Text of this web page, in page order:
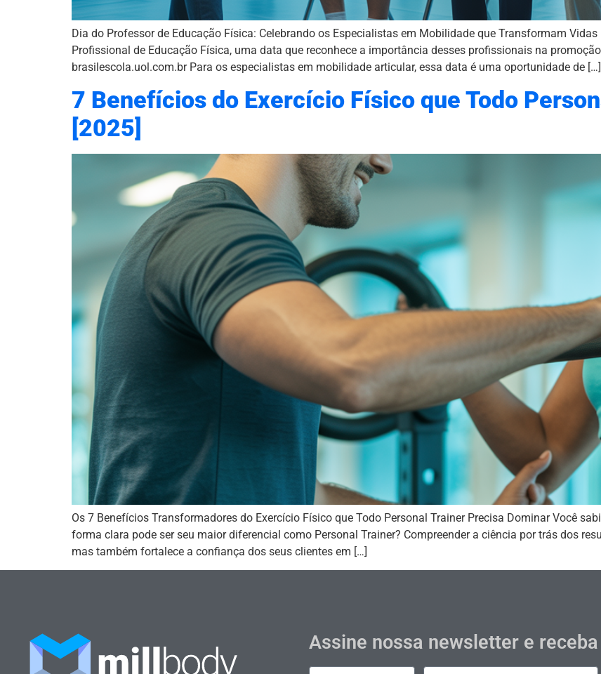
Dia do Professor de Educação Física: Celebrando os Especialistas em Mobilidade que Transformam
Profissional de Educação Física, uma data que reconhece a importância desses profissionais na
brasilescola.uol.com.br Para os especialistas em mobilidade articular, essa data é uma oportunidade de […]
7 Benefícios do Exercício Físico que Todo
[2025]
Os 7 Benefícios Transformadores do Exercício Físico que Todo Personal Trainer Precisa Dominar Você
forma clara pode ser seu maior diferencial como Personal Trainer? Compreender a ciência por trás dos
mas também fortalece a confiança dos seus clientes em […]
Assine nossa newsletter e